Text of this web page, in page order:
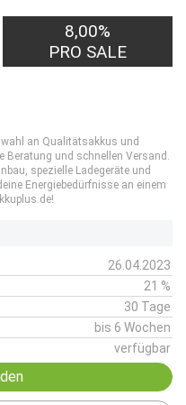
8,00%
PRO SALE
an Qualitätsakkus und
Beratung und schnellen Versand.
spezielle Ladegeräte und
Energiebedürfnisse an einem
26.04.2023
21 %
30 Tage
bis 6 Wochen
verfügbar